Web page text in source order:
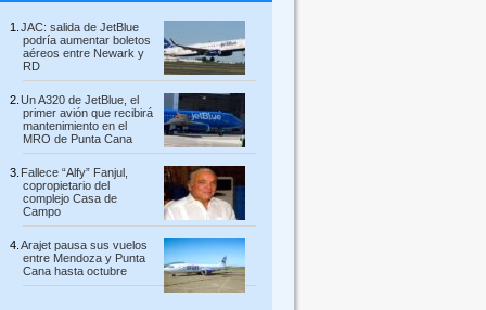
JAC: salida de JetBlue
podría aumentar boletos
aéreos entre Newark y
RD
Un A320 de JetBlue, el
primer avión que recibirá
mantenimiento en el
MRO de Punta Cana
Fallece “Alfy” Fanjul,
copropietario del
complejo Casa de
Campo
Arajet pausa sus vuelos
entre Mendoza y Punta
Cana hasta octubre